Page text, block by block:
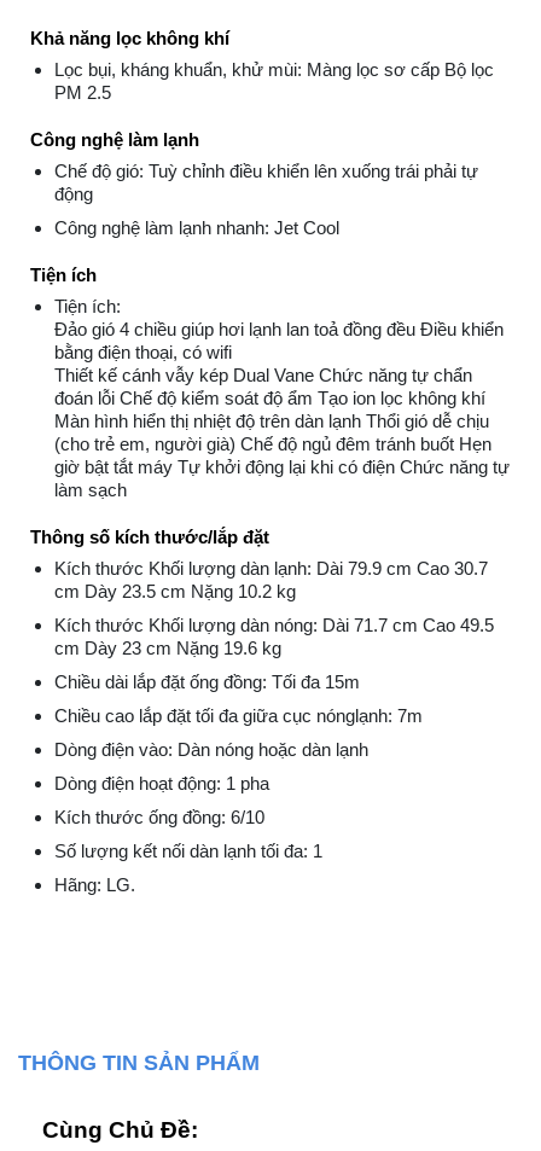
Khả năng lọc không khí
Lọc bụi, kháng khuẩn, khử mùi: Màng lọc sơ cấp Bộ lọc
PM 2.5
Công nghệ làm lạnh
Chế độ gió: Tuỳ chỉnh điều khiển lên xuống trái phải tự
động
Công nghệ làm lạnh nhanh: Jet Cool
Tiện ích
Tiện ích:
Đảo gió 4 chiều giúp hơi lạnh lan toả đồng đều Điều khiển
bằng điện thoại, có wifi
Thiết kế cánh vẫy kép Dual Vane Chức năng tự chẩn
đoán lỗi Chế độ kiểm soát độ ẩm Tạo ion lọc không khí
Màn hình hiển thị nhiệt độ trên dàn lạnh Thổi gió dễ chịu
(cho trẻ em, người già) Chế độ ngủ đêm tránh buốt Hẹn
giờ bật tắt máy Tự khởi động lại khi có điện Chức năng tự
làm sạch
Thông số kích thước/lắp đặt
Kích thước Khối lượng dàn lạnh: Dài 79.9 cm Cao 30.7
cm Dày 23.5 cm Nặng 10.2 kg
Kích thước Khối lượng dàn nóng: Dài 71.7 cm Cao 49.5
cm Dày 23 cm Nặng 19.6 kg
Chiều dài lắp đặt ống đồng: Tối đa 15m
Chiều cao lắp đặt tối đa giữa cục nónglạnh: 7m
Dòng điện vào: Dàn nóng hoặc dàn lạnh
Dòng điện hoạt động: 1 pha
Kích thước ống đồng: 6/10
Số lượng kết nối dàn lạnh tối đa: 1
Hãng: LG.
THÔNG TIN SẢN PHẨM
Cùng Chủ Đề: